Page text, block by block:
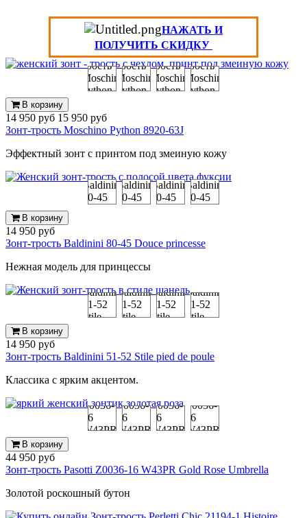
НАЖАТЬ И
ПОЛУЧИТЬ СКИДКУ
В корзину
14 950 руб 15 950 руб
Зонт-трость Moschino Python 8920-63J
Эффектный зонт с принтом под змеиную кожу
В корзину
14 950 руб
Зонт-трость Baldinini 80-45 Douce princesse
Нежная модель для принцессы
В корзину
14 950 руб
Зонт-трость Baldinini 51-52 Stile pied de poule
Классика с ярким акцентом.
В корзину
44 950 руб
Зонт-трость Pasotti Z0036-16 W43PR Gold Rose Umbrella
Золотой роскошный бутон